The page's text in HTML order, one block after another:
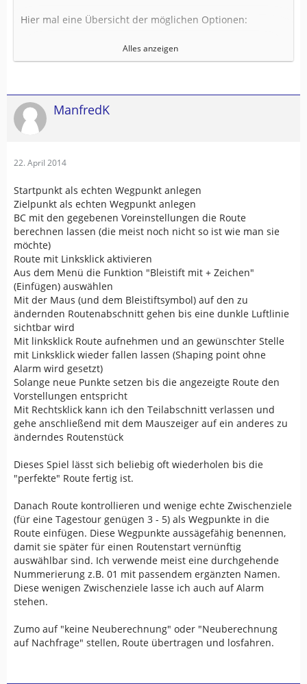
Hier mal eine Übersicht der möglichen Optionen:
###########################################
##
<rtept lat="51.310358047485352"
lon="10.286121368408203">
<time>2014-03-23T19:49:03Z</time>
<sym>Flag, Blue</sym>
<extensions>
<trp:
ViaPoint
<trp:CalculationMode>FasterTime</trp:CalculationMode>
<trp:ElevationMode>Standard</trp:ElevationMode>
</trp:ViaPoint>
###########################################
##
2. ViaPoint: Gummiband mit Alarm
<rtept lat="51.310358047485352"
lon="10.286121368408203">
<time>2014-03-23T19:55:00Z</time>
<name>Zwischenwegpunkt-1</name>
<sym>Waypoint</sym>
<extensions>
<trp:ViaPoint>
<trp:CalculationMode>FasterTime</trp:CalculationMode>
<trp:ElevationMode>Standard</trp:ElevationMode>
</trp:ViaPoint>
###########################################
##
3. ShapingPoint: Gummiband ohne Alarm
<rtept lat="51.310358047485352"
lon="10.286121368408203">
<time>2014-03-23T19:55:00Z</time>
Alles anzeigen
ManfredK
22. April 2014
Startpunkt als echten Wegpunkt anlegen
Zielpunkt als echten Wegpunkt anlegen
BC mit den gegebenen Voreinstellungen die Route
berechnen lassen (die meist noch nicht so ist wie man sie
möchte)
Route mit Linksklick aktivieren
Aus dem Menü die Funktion "Bleistift mit + Zeichen"
(Einfügen) auswählen
Mit der Maus (und dem Bleistiftsymbol) auf den zu
ändernden Routenabschnitt gehen bis eine dunkle Luftlinie
sichtbar wird
Mit linksklick Route aufnehmen und an gewünschter Stelle
mit Linksklick wieder fallen lassen (Shaping point ohne
Alarm wird gesetzt)
Solange neue Punkte setzen bis die angezeigte Route den
Vorstellungen entspricht
Mit Rechtsklick kann ich den Teilabschnitt verlassen und
gehe anschließend mit dem Mauszeiger auf ein anderes zu
änderndes Routenstück
Dieses Spiel lässt sich beliebig oft wiederholen bis die
"perfekte" Route fertig ist.
Danach Route kontrollieren und wenige echte Zwischenziele
(für eine Tagestour genügen 3 - 5) als Wegpunkte in die
Route einfügen. Diese Wegpunkte aussägefähig benennen,
damit sie später für einen Routenstart vernünftig
auswählbar sind. Ich verwende meist eine durchgehende
Nummerierung z.B. 01 mit passendem ergänzten Namen.
Diese wenigen Zwischenziele lasse ich auch auf Alarm
stehen.
Zumo auf "keine Neuberechnung" oder "Neuberechnung
auf Nachfrage" stellen, Route übertragen und losfahren.